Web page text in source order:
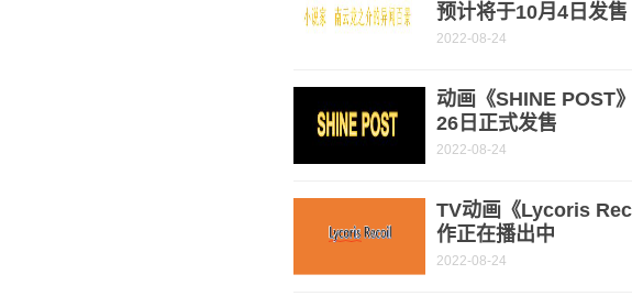
预计将于10月4日发售
2022-08-24
动画《SHINE POST
26日正式发售
2022-08-24
TV动画《Lycoris
作正在播出中
2022-08-24